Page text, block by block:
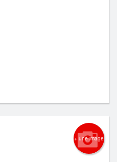
+ une image